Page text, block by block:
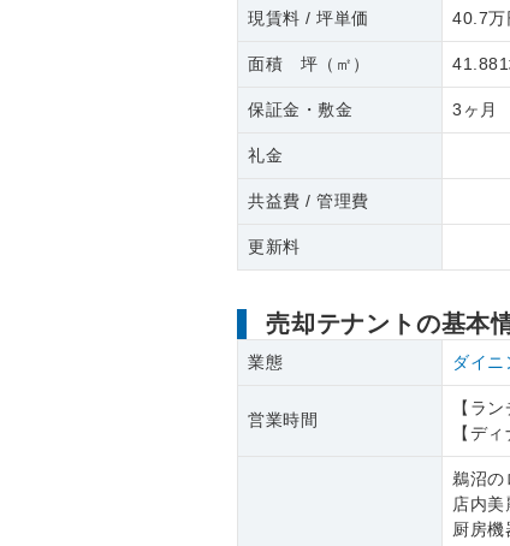
現賃料 / 坪単価 40.7万
面積 坪（㎡）
保証金・敷金 3ヶ月
礼金
共益費 / 管理費
更新料
売却テナントの基本
業態 ダイニ
営業時間
【ラ
【デ
鵜沼の
店内美
厨房機